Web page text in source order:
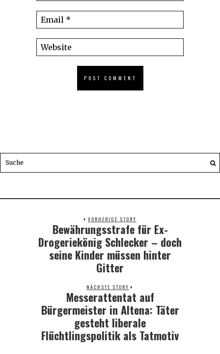
VORHERIGE STORY
Previous
post:
Bewährungsstrafe für Ex-
Drogeriekönig Schlecker – doch
seine Kinder müssen hinter
Gitter
NÄCHSTE STORY
Next
post:
Messerattentat auf
Bürgermeister in Altena: Täter
gesteht liberale
Flüchtlingspolitik als Tatmotiv